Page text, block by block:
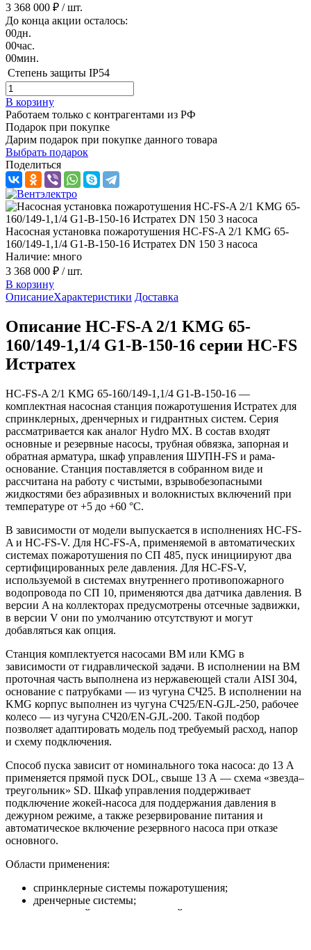
3 368 000 ₽ / шт.
До конца акции осталось:
00дн.
00час.
00мин.
Степень защиты IP54
В корзину
Работаем только с контрагентами из РФ
Подарок при покупке
Дарим подарок при покупке данного товара
Выбрать подарок
Поделиться
Насосная установка пожаротушения HC-FS-A 2/1 KMG 65-
160/149-1,1/4 G1-B-150-16 Истратех DN 150 3 насоса
Наличие: много
3 368 000 ₽ / шт.
В корзину
ОписаниеХарактеристики Доставка
Описание HC-FS-A 2/1 KMG 65-
160/149-1,1/4 G1-B-150-16 серии HC-FS
Истратех
HC-FS-A 2/1 KMG 65-160/149-1,1/4 G1-B-150-16 —
комплектная насосная станция пожаротушения Истратех для
спринклерных, дренчерных и гидрантных систем. Серия
рассматривается как аналог Hydro MX. В состав входят
основные и резервные насосы, трубная обвязка, запорная и
обратная арматура, шкаф управления ШУПН-FS и рама-
основание. Станция поставляется в собранном виде и
рассчитана на работу с чистыми, взрывобезопасными
жидкостями без абразивных и волокнистых включений при
температуре от +5 до +60 °С.
В зависимости от модели выпускается в исполнениях HC-FS-
A и HC-FS-V. Для HC-FS-A, применяемой в автоматических
системах пожаротушения по СП 485, пуск инициируют два
сертифицированных реле давления. Для HC-FS-V,
используемой в системах внутреннего противопожарного
водопровода по СП 10, применяются два датчика давления. В
версии A на коллекторах предусмотрены отсечные задвижки,
в версии V они по умолчанию отсутствуют и могут
добавляться как опция.
Станция комплектуется насосами BM или KMG в
зависимости от гидравлической задачи. В исполнении на BM
проточная часть выполнена из нержавеющей стали AISI 304,
основание с патрубками — из чугуна СЧ25. В исполнении на
KMG корпус выполнен из чугуна СЧ25/EN-GJL-250, рабочее
колесо — из чугуна СЧ20/EN-GJL-200. Такой подбор
позволяет адаптировать модель под требуемый расход, напор
и схему подключения.
Способ пуска зависит от номинального тока насоса: до 13 А
применяется прямой пуск DOL, свыше 13 А — схема «звезда–
треугольник» SD. Шкаф управления поддерживает
подключение жокей-насоса для поддержания давления в
дежурном режиме, а также резервирование питания и
автоматическое включение резервного насоса при отказе
основного.
Области применения:
спринклерные системы пожаротушения;
дренчерные системы;
внутренний противопожарный водопровод;